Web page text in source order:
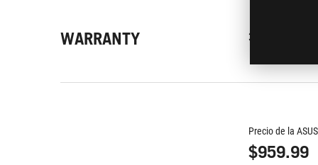
WARRANTY 3-year
Precio de la
$959.99